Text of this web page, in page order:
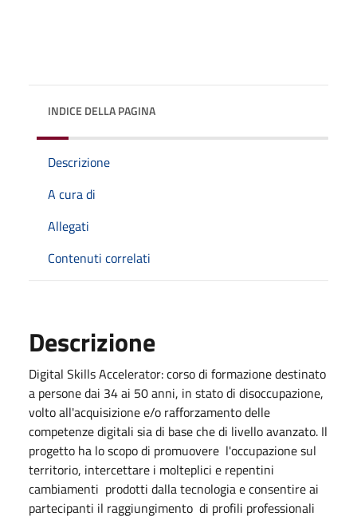
INDICE DELLA PAGINA
Descrizione
A cura di
Allegati
Contenuti correlati
Descrizione
Digital Skills Accelerator: corso di formazione destinato
a persone dai 34 ai 50 anni, in stato di disoccupazione,
volto all'acquisizione e/o rafforzamento delle
competenze digitali sia di base che di livello avanzato. Il
progetto ha lo scopo di promuovere l'occupazione sul
territorio, intercettare i molteplici e repentini
cambiamenti prodotti dalla tecnologia e consentire ai
partecipanti il raggiungimento di profili professionali